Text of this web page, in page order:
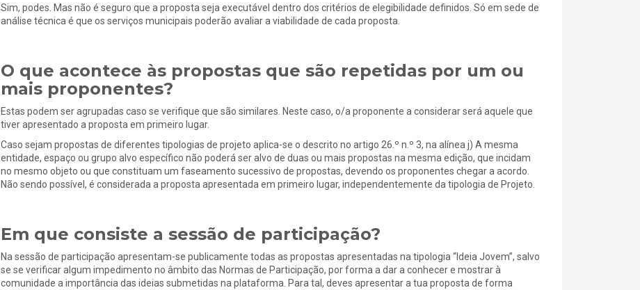
Sim, podes. Mas não é seguro que a proposta seja executável dentro dos critérios de elegibilidade definidos. Só em sede de
análise técnica é que os serviços municipais poderão avaliar a viabilidade de cada proposta.
O que acontece às propostas que são repetidas por um ou
mais proponentes?
Estas podem ser agrupadas caso se verifique que são similares. Neste caso, o/a proponente a considerar será aquele que
tiver apresentado a proposta em primeiro lugar.
Caso sejam propostas de diferentes tipologias de projeto aplica-se o descrito no artigo 26.º n.º 3, na alínea j) A mesma
entidade, espaço ou grupo alvo específico não poderá ser alvo de duas ou mais propostas na mesma edição, que incidam
no mesmo objeto ou que constituam um faseamento sucessivo de propostas, devendo os proponentes chegar a acordo.
Não sendo possível, é considerada a proposta apresentada em primeiro lugar, independentemente da tipologia de Projeto.
Em que consiste a sessão de participação?
Na sessão de participação apresentam-se publicamente todas as propostas apresentadas na tipologia “Ideia Jovem”, salvo
se se verificar algum impedimento no âmbito das Normas de Participação, por forma a dar a conhecer e mostrar à
comunidade a importância das ideias submetidas na plataforma. Para tal, deves apresentar a tua proposta de forma